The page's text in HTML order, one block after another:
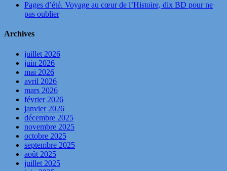
Pages d’été. Voyage au cœur de l’Histoire, dix BD pour ne
pas oublier
Archives
juillet 2026
juin 2026
mai 2026
avril 2026
mars 2026
février 2026
janvier 2026
décembre 2025
novembre 2025
octobre 2025
septembre 2025
août 2025
juillet 2025